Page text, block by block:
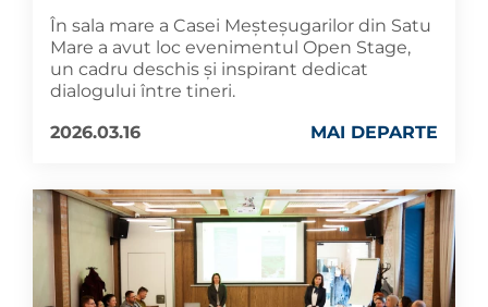
În sala mare a Casei Meșteșugarilor din Satu
Mare a avut loc evenimentul Open Stage,
un cadru deschis și inspirant dedicat
dialogului între tineri.
2026.03.16
MAI DEPARTE